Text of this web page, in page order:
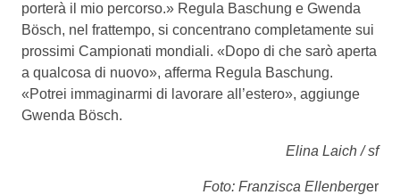
porterà il mio percorso.» Regula Baschung e Gwenda
Bösch, nel frattempo, si concentrano completamente sui
prossimi Campionati mondiali. «Dopo di che sarò aperta
a qualcosa di nuovo», afferma Regula Baschung.
«Potrei immaginarmi di lavorare all’estero», aggiunge
Gwenda Bösch.
Elina Laich / sf
Foto: Franzisca Ellenberger